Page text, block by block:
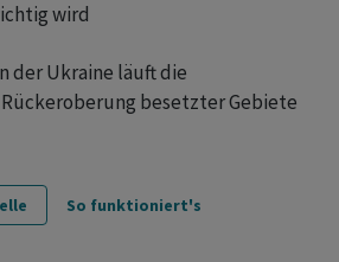
wird
der Ukraine läuft die
besetzter Gebiete
So funktioniert's